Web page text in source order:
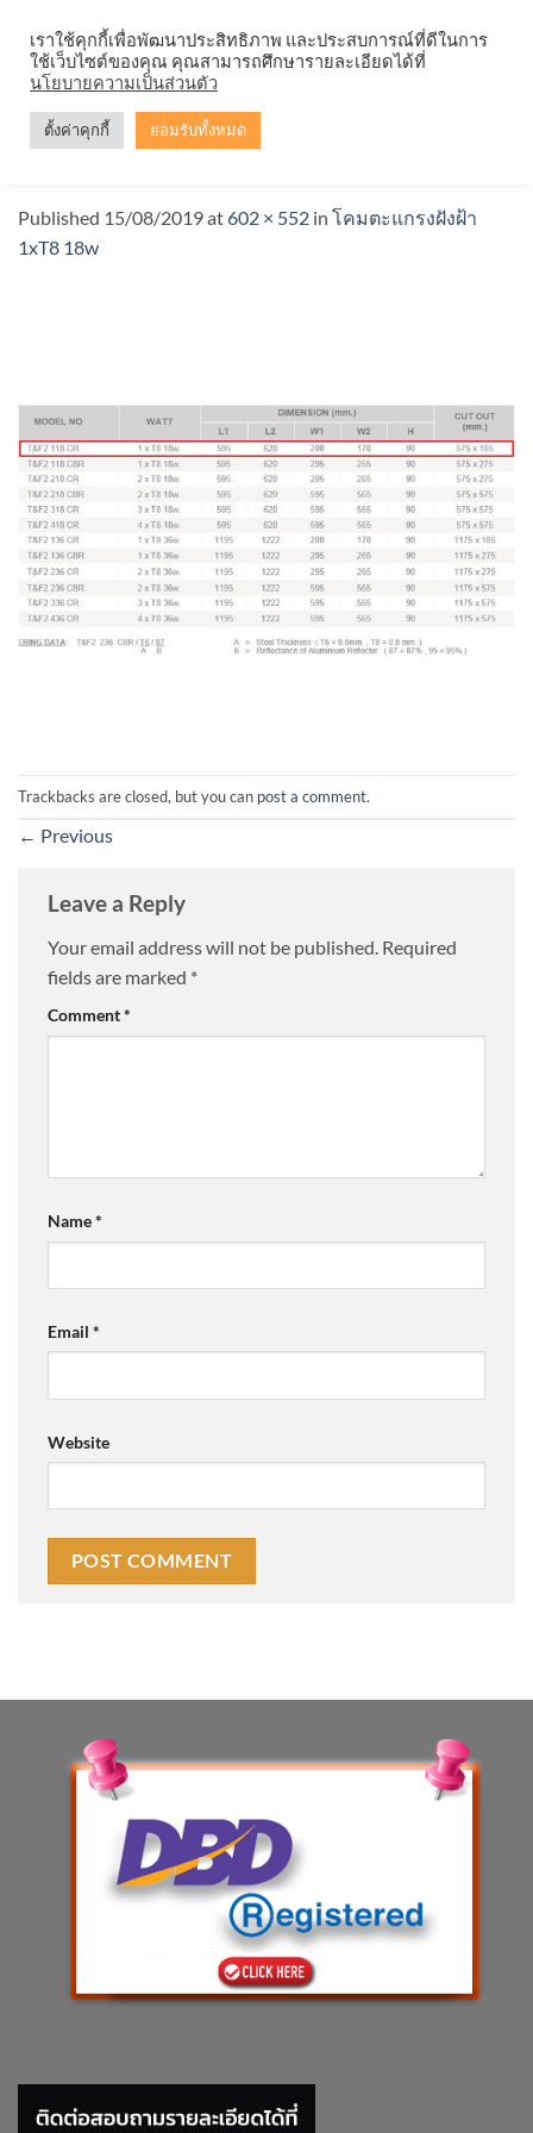
content
Published 15/08/2019at602 × 552 in โคมตะแกรงฝังฝ้า
1xT8 18w
Trackbacks are closed, but you can post a comment.
← Previous
Leave a Reply
Your email address will not be published. Required
fields are marked *
Comment*
Name*
Email *
Website
เราใช้คุกกี้เพื่อพัฒนาประสิทธิภาพ และประสบการณ์ที่ดีในการ
ใช้เว็บไซต์ของคุณ คุณสามารถศึกษารายละเอียดได้ที่
นโยบายความเป็นส่วนตัว
ตั้งค่าคุกกี้ ยอมรับทั้งหมด